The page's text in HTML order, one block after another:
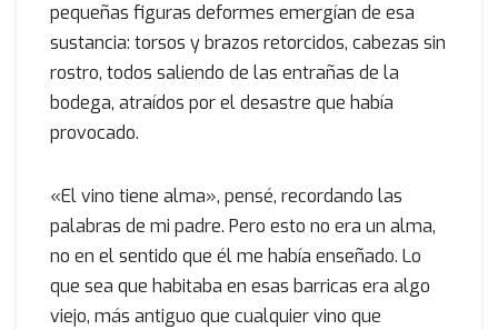
pequeñas figuras deformes emergían de esa
sustancia: torsos y brazos retorcidos, cabezas sin
rostro, todos saliendo de las entrañas de la
bodega, atraídos por el desastre que había
provocado.
«El vino tiene alma», pensé, recordando las
palabras de mi padre. Pero esto no era un alma,
no en el sentido que él me había enseñado. Lo
que sea que habitaba en esas barricas era algo
viejo, más antiguo que cualquier vino que